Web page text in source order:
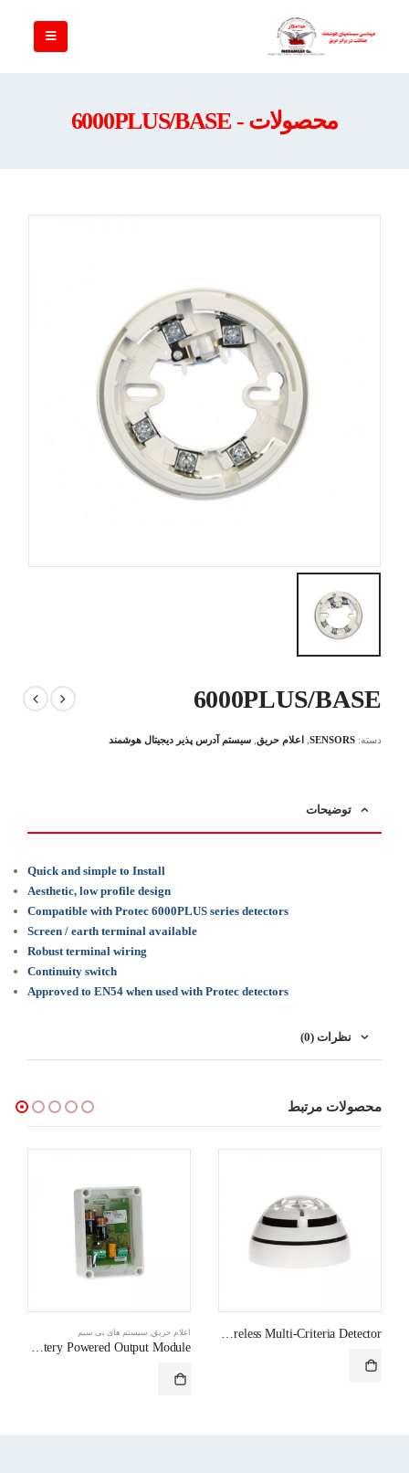
محصولات - 6000PLUS/BASE
6000PLUS/BASE
دسته: SENSORS اعلام حریق سیستم آدرس پذیر دیجیتال هوشمند
توضیحات
Quick and simple to Install
Aesthetic, low profile design
Compatible with Protec 6000PLUS series detectors
Screen / earth terminal available
Robust terminal wiring
Continuity switch
Approved to EN54 when used with Protec detectors
نظرات (0)
محصولات مرتبط
,سیستم های بی سیم WLS/MS – Wireless Multi-Criteria Detector اعلام حریق, سیستم های بی سیم
WLS/BOP – Wireless Single Channel Battery Powered Output Module